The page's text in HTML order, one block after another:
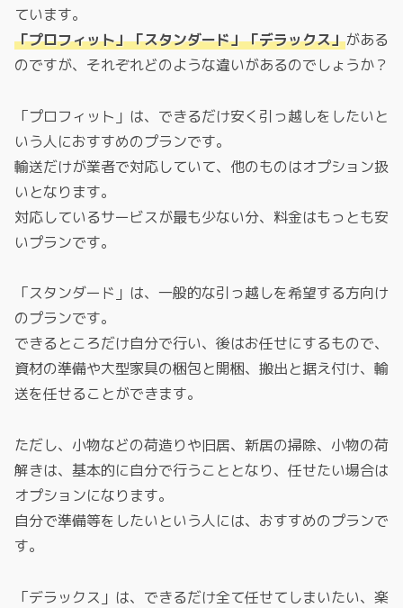
ています。
「プロフィット」「スタンダード」「デラックス」がある
のですが、それぞれどのような違いがあるのでしょうか？
「プロフィット」は、できるだけ安く引っ越しをしたいと
いう人におすすめのプランです。
輸送だけが業者で対応していて、他のものはオプション扱
いとなります。
対応しているサービスが最も少ない分、料金はもっとも安
いプランです。
「スタンダード」は、一般的な引っ越しを希望する方向け
のプランです。
できるところだけ自分で行い、後はお任せにするもので、
資材の準備や大型家具の梱包と開梱、搬出と据え付け、輸
送を任せることができます。
ただし、小物などの荷造りや旧居、新居の掃除、小物の荷
解きは、基本的に自分で行うこととなり、任せたい場合は
オプションになります。
自分で準備等をしたいという人には、おすすめのプランで
す。
「デラックス」は、できるだけ全て任せてしまいたい、楽